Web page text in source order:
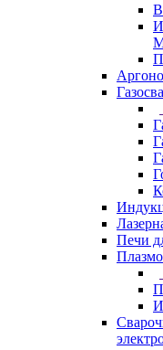
Печи